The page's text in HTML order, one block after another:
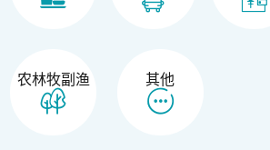
农林牧副渔 其他